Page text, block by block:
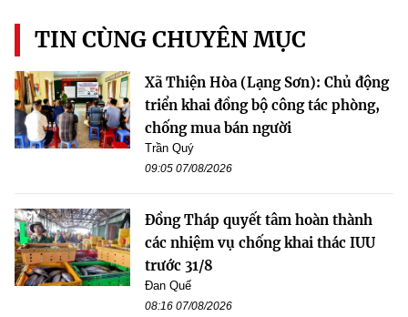
TIN CÙNG CHUYÊN MỤC
Xã Thiện Hòa (Lạng Sơn): Chủ động
triển khai đồng bộ công tác phòng,
chống mua bán người
Trần Quý
09:05 07/08/2026
Đồng Tháp quyết tâm hoàn thành
các nhiệm vụ chống khai thác IUU
trước 31/8
Đan Quế
08:16 07/08/2026